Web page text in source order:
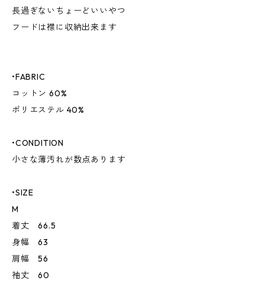
長過ぎないちょーどいいやつ
フードは襟に収納出来ます
•FABRIC
コットン 60%
ポリエステル 40%
•CONDITION
小さな薄汚れが数点あります
•SIZE
M
着丈 66.5
身幅 63
肩幅 56
袖丈 60